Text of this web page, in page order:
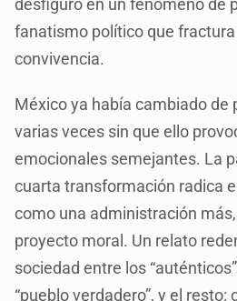
desfiguró en un fenómeno de
fanatismo político que
convivencia.
México ya había cambiado de
varias veces sin que ello
emocionales semejantes. La
cuarta transformación radica
como una administración
proyecto moral. Un relato
sociedad entre los
“pueblo verdadero”, y el